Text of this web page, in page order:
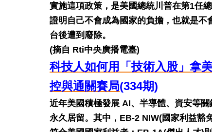
實施這項政策，是美國總統川普在第1任
證明自己不會成為國家的負擔，也就是
台後遭到廢除。
(摘自 Rti中央廣播電臺)
科技人如何用「技術入股」拿
控與通關賽局(334期)
近年美國積極發展 AI、半導體、資安等
永久居留。其中，EB-2 NIW(國家利益豁